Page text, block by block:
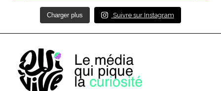
Charger plus Suivre sur Instagram